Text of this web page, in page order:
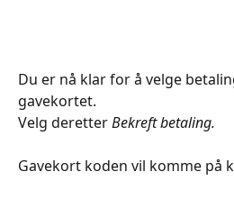
Du er nå klar for å velge
gavekortet.
Velg deretter Bekreft betaling.
Gavekort koden vil komme på